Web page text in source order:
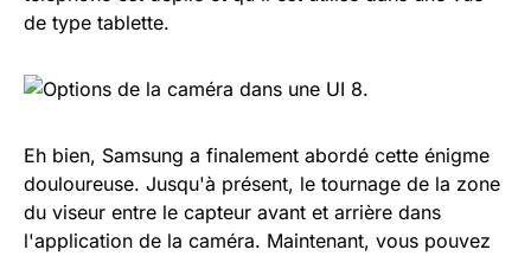
de type tablette.
Eh bien, Samsung a finalement abordé cette énigme
douloureuse. Jusqu'à présent, le tournage de la zone
du viseur entre le capteur avant et arrière dans
l'application de la caméra. Maintenant, vous pouvez